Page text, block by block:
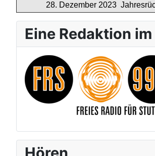
28. Dezember 2023
Eine Redaktion im